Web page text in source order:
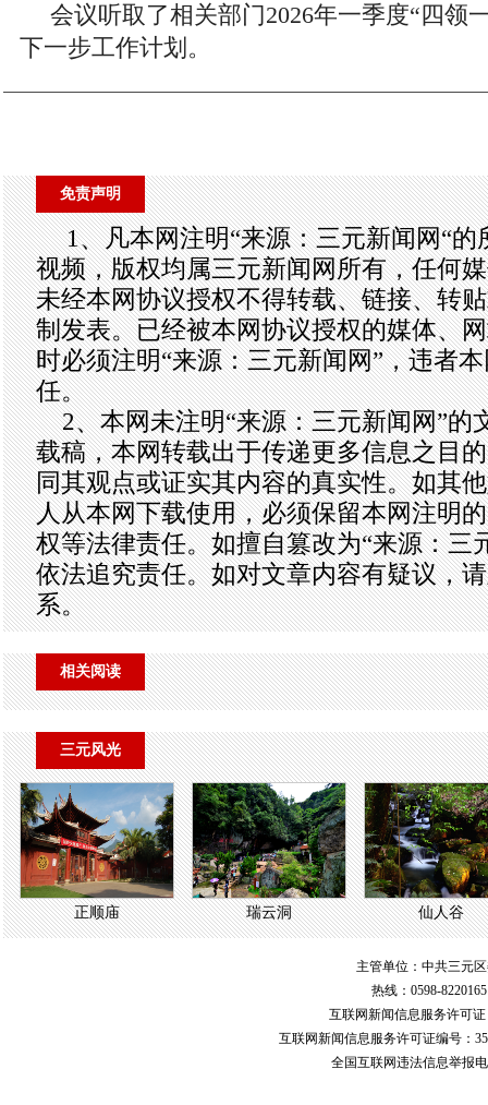
会议听取了相关部门2026年一季度“四领
下一步工作计划。
免责声明
1、凡本网注明“来源：三元新闻网“
视频，版权均属三元新闻网所有，任何
未经本网协议授权不得转载、链接、转
制发表。已经被本网协议授权的媒体、
时必须注明“来源：三元新闻网”，违者
任。
2、本网未注明“来源：三元新闻网”的
载稿，本网转载出于传递更多信息之目
同其观点或证实其内容的真实性。如其
人从本网下载使用，必须保留本网注明
权等法律责任。如擅自篡改为“来源：三
依法追究责任。如对文章内容有疑议，
系。
相关阅读
三元风光
正顺庙 瑞云洞 仙人谷
主管单位：中共三元
热线：0598-
互联网新闻信息服务许可证
互联网新闻信息服务许可证编号：
全国互联网违法信息举报